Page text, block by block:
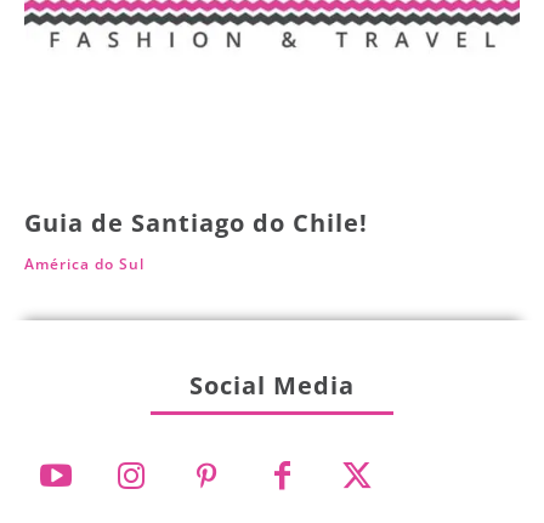
Guia de Santiago do Chile!
América do Sul
Social Media